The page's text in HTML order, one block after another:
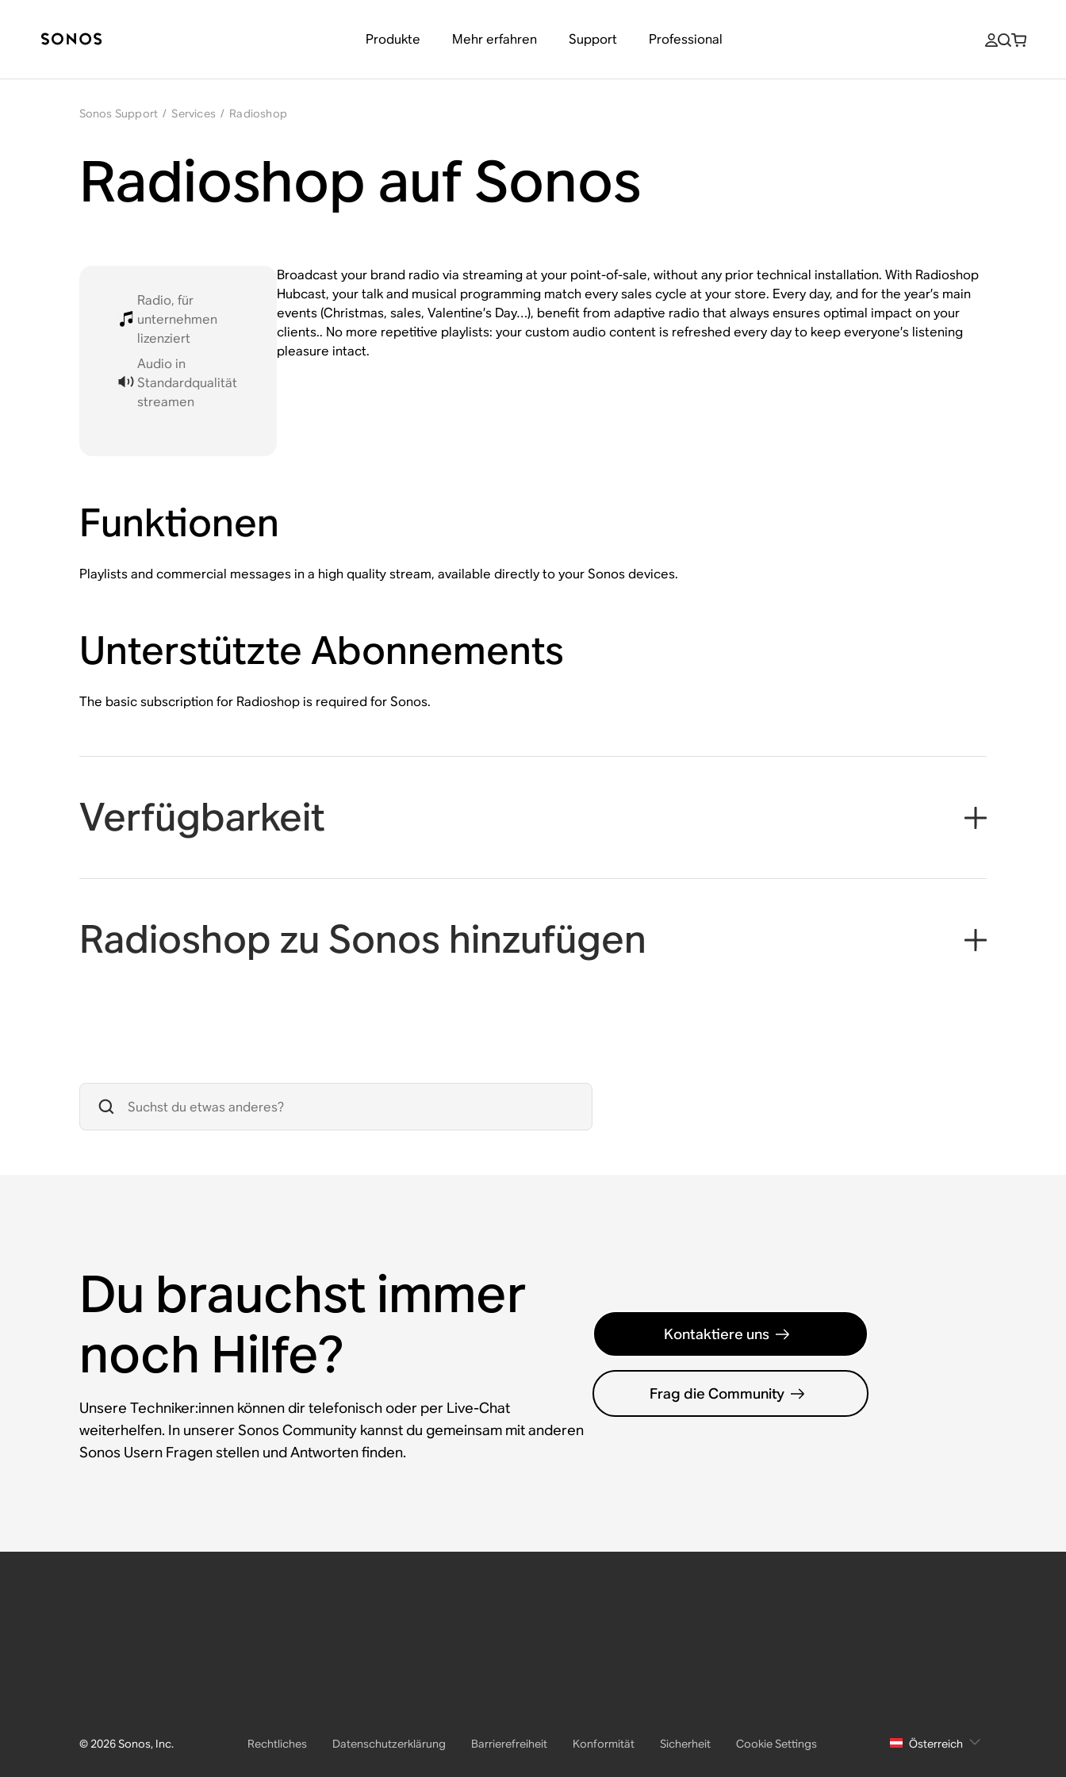
Produkte Mehr erfahren Support Professional
Sonos Support / Services / Radioshop
Radioshop auf Sonos
Radio, für
unternehmen
lizenziert
Audio in
Standardqualität
streamen
Broadcast your brand radio via streaming at your point-of-sale, without any prior technical installation. With Radioshop
Hubcast, your talk and musical programming match every sales cycle at your store. Every day, and for the year’s main
events (Christmas, sales, Valentine’s Day…), benefit from adaptive radio that always ensures optimal impact on your
clients.. No more repetitive playlists: your custom audio content is refreshed every day to keep everyone’s listening
pleasure intact.
Funktionen
Playlists and commercial messages in a high quality stream, available directly to your Sonos devices.
Unterstützte Abonnements
The basic subscription for Radioshop is required for Sonos.
Verfügbarkeit
Radioshop zu Sonos hinzufügen
Du brauchst immer
noch Hilfe?
Unsere Techniker:innen können dir telefonisch oder per Live-Chat
weiterhelfen. In unserer Sonos Community kannst du gemeinsam mit anderen
Sonos Usern Fragen stellen und Antworten finden.
Kontaktiere uns
Frag die Community
© 2026 Sonos, Inc. Rechtliches Datenschutzerklärung Barrierefreiheit Konformität Sicherheit Cookie Settings Österreich